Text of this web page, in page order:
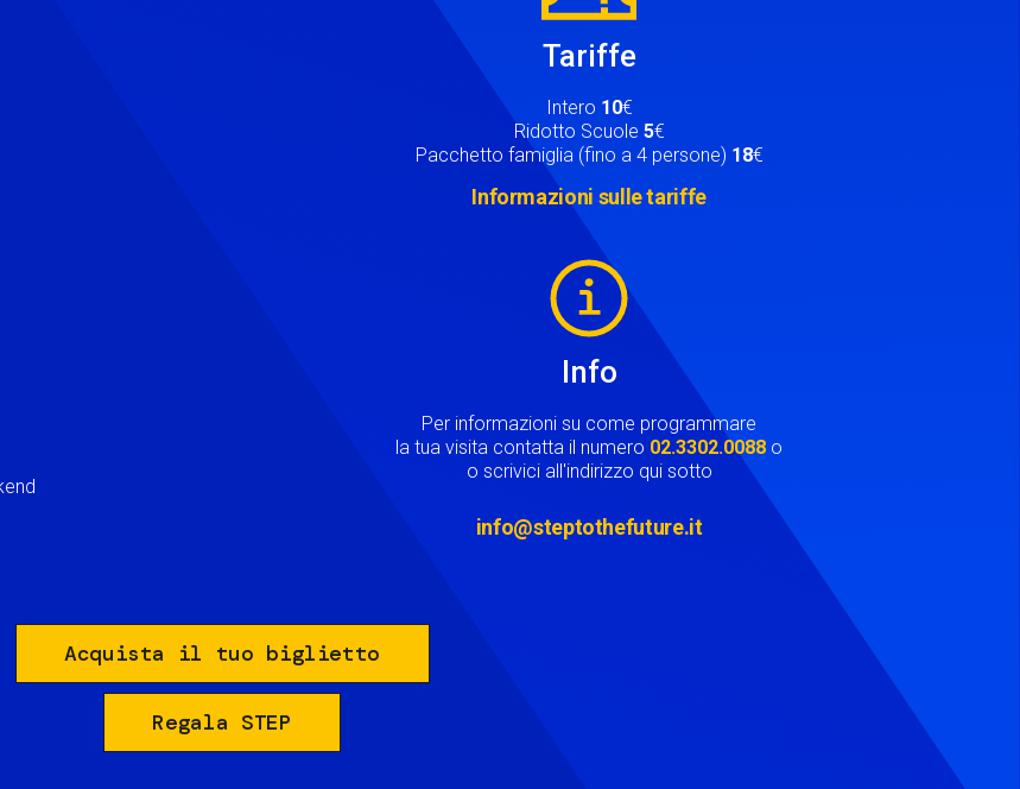
Tariffe
Intero 10€
Ridotto Scuole 5€
Pacchetto famiglia (fino a 4 persone) 18€
Informazioni sulle tariffe
Info
Per informazioni su come programmare
la tua visita contatta il numero 02.3302.0088 o
o scrivici all'indirizzo qui sotto
info@steptothefuture.it
Acquista il tuo biglietto
Regala STEP